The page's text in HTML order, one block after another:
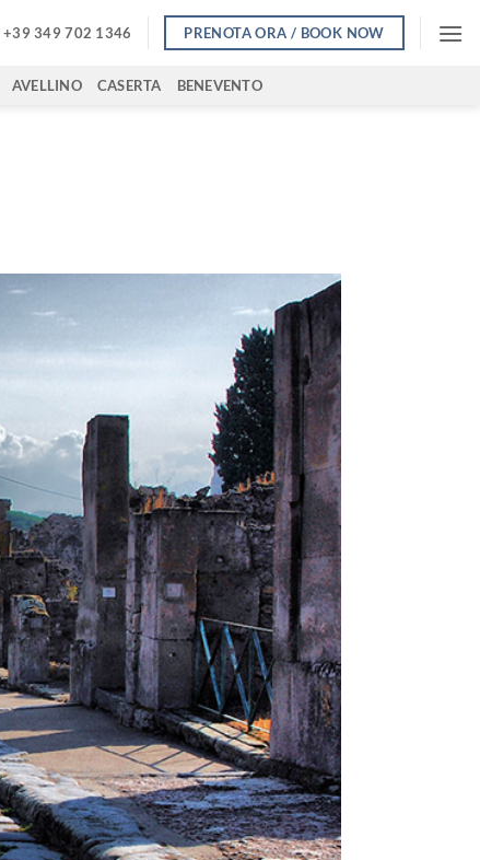
+39 349 702 1346 PRENOTA ORA / BOOK NOW
AVELLINO CASERTA BENEVENTO